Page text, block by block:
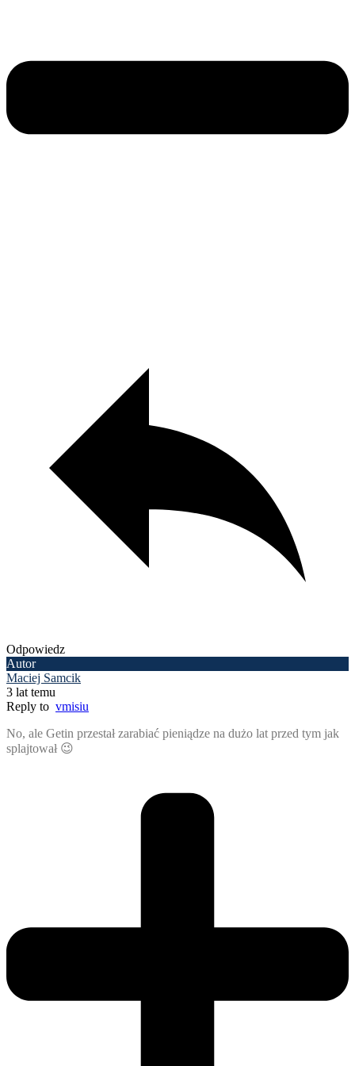
Odpowiedz
Autor
Maciej Samcik
3 lat temu
Reply to vmisiu
No, ale Getin przestał zarabiać pieniądze na dużo lat przed tym jak
splajtował 😉